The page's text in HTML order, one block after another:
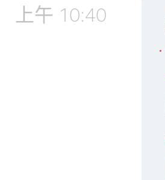
上午 10:40